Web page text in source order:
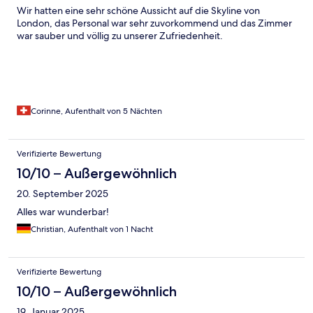
Wir hatten eine sehr schöne Aussicht auf die Skyline von
London, das Personal war sehr zuvorkommend und das Zimmer
war sauber und völlig zu unserer Zufriedenheit.
Corinne, Aufenthalt von 5 Nächten
Verifizierte Bewertung
10/10 – Außergewöhnlich
20. September 2025
Alles war wunderbar!
Christian, Aufenthalt von 1 Nacht
Verifizierte Bewertung
10/10 – Außergewöhnlich